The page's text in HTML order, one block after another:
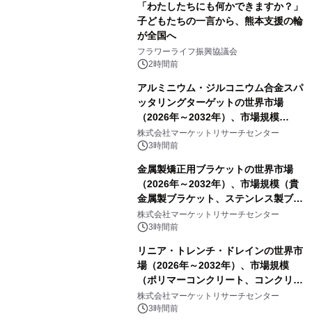
「わたしたちにも何かできますか？」
子どもたちの一言から、熊本支援の輪
が全国へ
フラワーライフ振興協議会
2時間前
アルミニウム・ジルコニウム合金スパ
ッタリングターゲットの世界市場
（2026年～2032年）、市場規模
（0.995、0.999、その他）・分析レポ
ートを発表
株式会社マーケットリサーチセンター
3時間前
金属製矯正用ブラケットの世界市場
（2026年～2032年）、市場規模（貴
金属製ブラケット、ステンレス製ブラ
ケット、純チタン製ブラケット）・分
析レポートを発表
株式会社マーケットリサーチセンター
3時間前
リニア・トレンチ・ドレインの世界市
場（2026年～2032年）、市場規模
（ポリマーコンクリート、コンクリー
ト、プラスチック、金属）・分析レポ
ートを発表
株式会社マーケットリサーチセンター
3時間前